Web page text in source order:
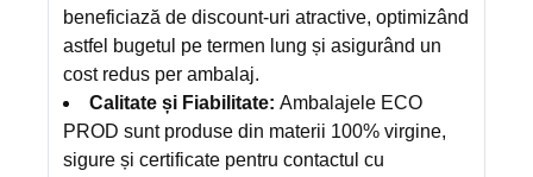
beneficiază de discount-uri atractive, optimizând
astfel bugetul pe termen lung și asigurând un
cost redus per ambalaj.
Calitate și Fiabilitate: Ambalajele ECO
PROD sunt produse din materii 100% virgine,
sigure și certificate pentru contactul cu